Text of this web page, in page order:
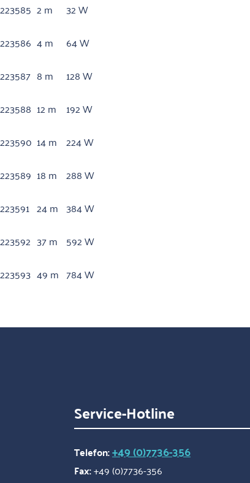
223585 2 m
32 W
223586 4 m
64 W
223587 8 m
128 W
223588 12 m
192 W
223590 14 m 224 W
223589 18 m 288 W
223591 24 m 384 W
223592 37 m 592 W
223593 49 m 784 W
Service-Hotline
Telefon:+49 (0)7736-356
Fax:+49 (0)7736-356